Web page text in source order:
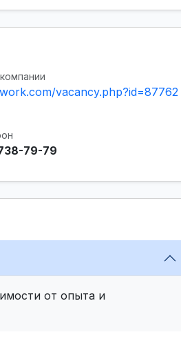
vacancy.php?id=87762
79-79
от опыта и